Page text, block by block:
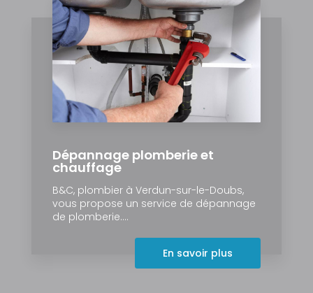
Dépannage plomberie et
chauffage
B&C, plombier à Verdun-sur-le-Doubs,
vous propose un service de dépannage
de plomberie....
En savoir plus